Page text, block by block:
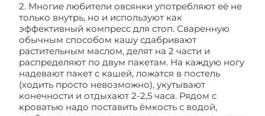
2. Многие любители овсянки употребляют её не
только внутрь, но и используют как
эффективный компресс для стоп. Сваренную
обычным способом кашу сдабривают
растительным маслом, делят на 2 части и
распределяют по двум пакетам. На каждую ногу
надевают пакет с кашей, ложатся в постель
(ходить просто невозможно), укутывают
конечности и отдыхают 2-2,5 часа. Рядом с
кроватью надо поставить ёмкость с водой,